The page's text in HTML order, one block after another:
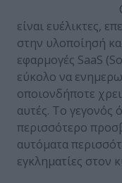
είναι ευέλικτες,
στην υλοποίησή
εφαρμογές SaaS
εύκολο να
οποιονδήποτε
αυτές. Το γεγονός
περισσότερο
αυτόματα
εγκληματίες στον